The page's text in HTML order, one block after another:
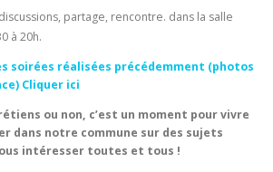
partage, rencontre. dans la salle
à 20h.
soirées réalisées précédemment (photos
Cliquer ici
ou non, c’est un moment pour vivre
dans notre commune sur des sujets
intéresser toutes et tous !